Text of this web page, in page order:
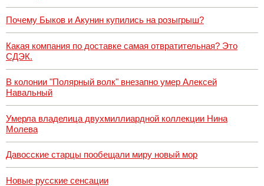
Почему Быков и Акунин купились на розыгрыш?
Какая компания по доставке самая отвратительная? Это
СДЭК.
В колонии "Полярный волк" внезапно умер Алексей
Навальный
Умерла владелица двухмиллиардной коллекции Нина
Молева
Давосские старцы пообещали миру новый мор
Новые русские сенсации